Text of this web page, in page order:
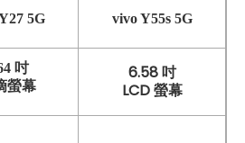
5G vivo Y55s 5G
吋
螢幕
6.58 吋
LCD 螢幕